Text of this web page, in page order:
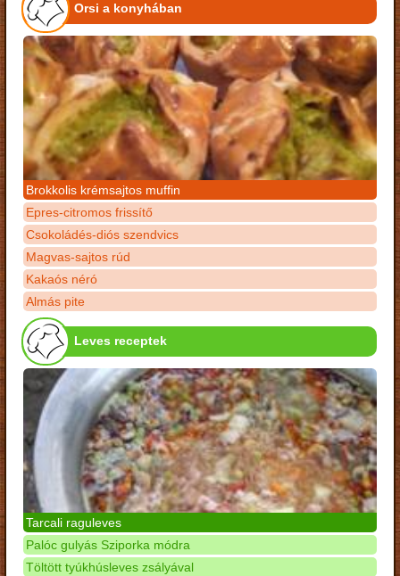
Orsi a konyhában
Brokkolis krémsajtos muffin
Epres-citromos frissítő
Csokoládés-diós szendvics
Magvas-sajtos rúd
Kakaós néró
Almás pite
Leves receptek
Tarcali raguleves
Palóc gulyás Sziporka módra
Töltött tyúkhúsleves zsályával